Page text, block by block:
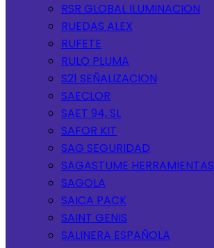
RSR GLOBAL ILUMINACION
RUEDAS ALEX
RUFETE
RULO PLUMA
S21 SEÑALIZACION
SAECLOR
SAET 94, SL
SAFOR KIT
SAG SEGURIDAD
SAGASTUME HERRAMIENTAS
SAGOLA
SAICA PACK
SAINT GENIS
SALINERA ESPAÑOLA